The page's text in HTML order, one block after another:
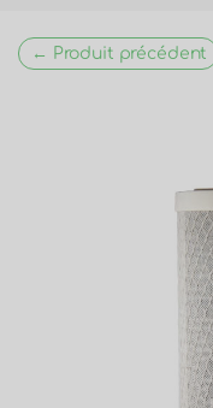
← Produit précédent